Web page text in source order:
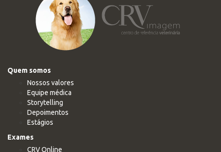
Quem somos
Nossos valores
Equipe médica
Storytelling
Depoimentos
Estágios
Exames
CRV Online